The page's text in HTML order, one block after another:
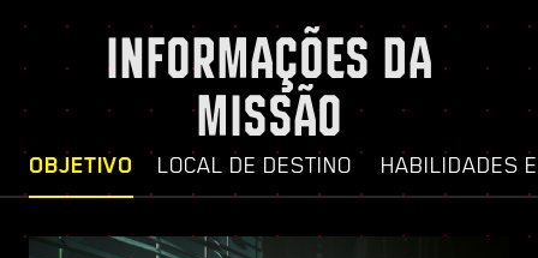
INFORMAÇÕES DA
MISSÃO
OBJETIVO LOCAL DE DESTINO HABILIDADES